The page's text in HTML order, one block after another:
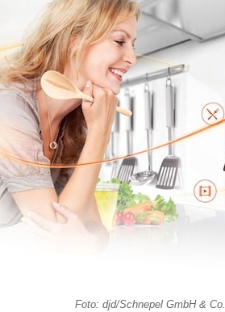
Foto: djd/Schnepel GmbH & Co.